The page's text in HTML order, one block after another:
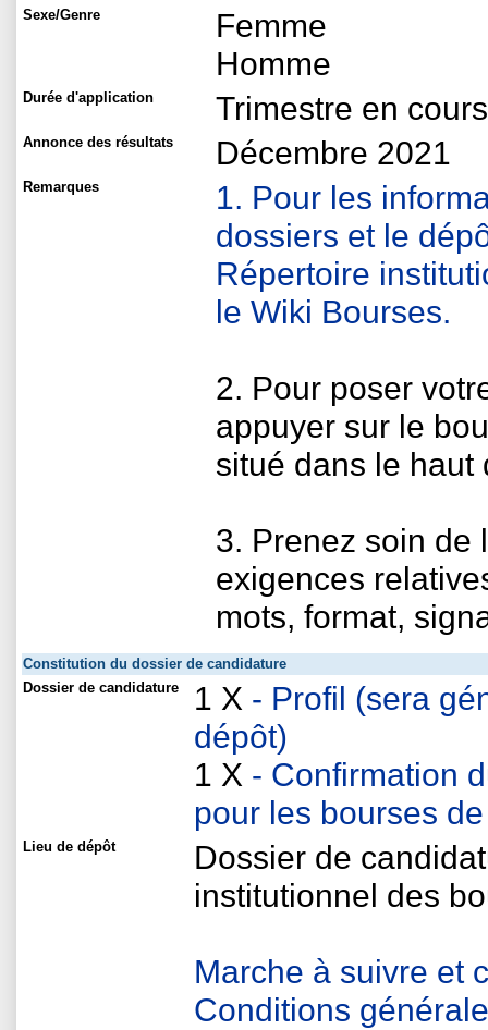
Sexe/Genre
Femme
Homme
Durée d'application Trimestre en cours
Annonce des résultats Décembre 2021
Remarques
1. Pour les
dossiers et le
Répertoire
le Wiki Bourses.
2. Pour poser
appuyer sur le
situé dans le haut
3. Prenez soin de
exigences
mots, format,
Constitution du dossier de candidature
Dossier de candidature
1 X - Profil (sera
dépôt)
1 X - Confirmation
pour les bourses
Lieu de dépôt
Dossier de
institutionnel des
Marche à suivre et
Conditions